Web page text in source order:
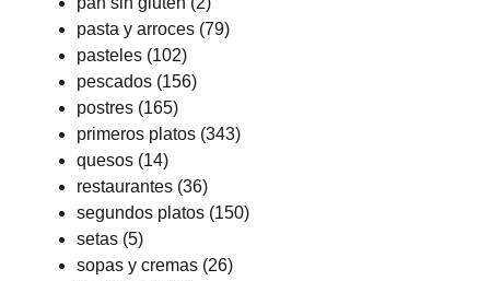
pasta y arroces (79)
pasteles (102)
pescados (156)
postres (165)
primeros platos (343)
quesos (14)
restaurantes (36)
segundos platos (150)
setas (5)
sopas y cremas (26)